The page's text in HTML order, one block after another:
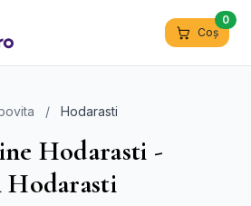
Coș
0
/ Hodarasti
Hodarasti -